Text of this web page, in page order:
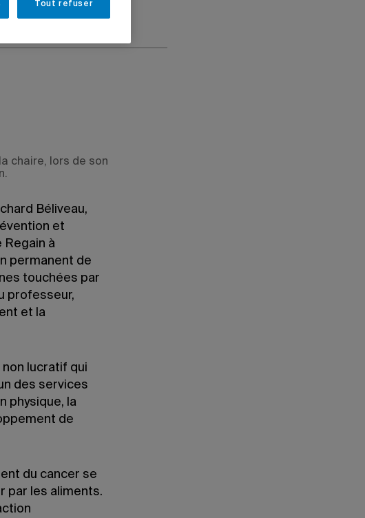
chaire, lors de son
Béliveau,
et
Regain à
permanent de
touchées par
professeur,
et la
non lucratif qui
des services
physique, la
de
du cancer se
par les aliments.
Tout refuser